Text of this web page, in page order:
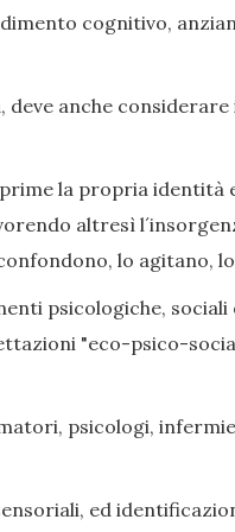
cognitivo,
anche
la propria
altresì
lo agitano,
psicologiche,
"eco-psico-
psicologi,
ed